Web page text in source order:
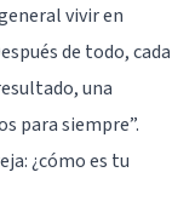
vivir en
de todo, cada
una
para siempre”.
¿cómo es tu